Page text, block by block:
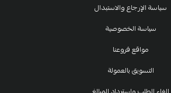
سياسة الإرجاع والاستبدال
سياسة الخصوصية
مواقع فروعنا
التسويق بالعمولة